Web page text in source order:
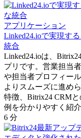
アプリケーション
Linked24.ioで実現す
統合
Linked24.ioは、
プリです。営業担当
や担当者プロフィー
よりスムーズに進め
特徴、Bitrix24 CRM
例を分かりやすく紹介
6 分